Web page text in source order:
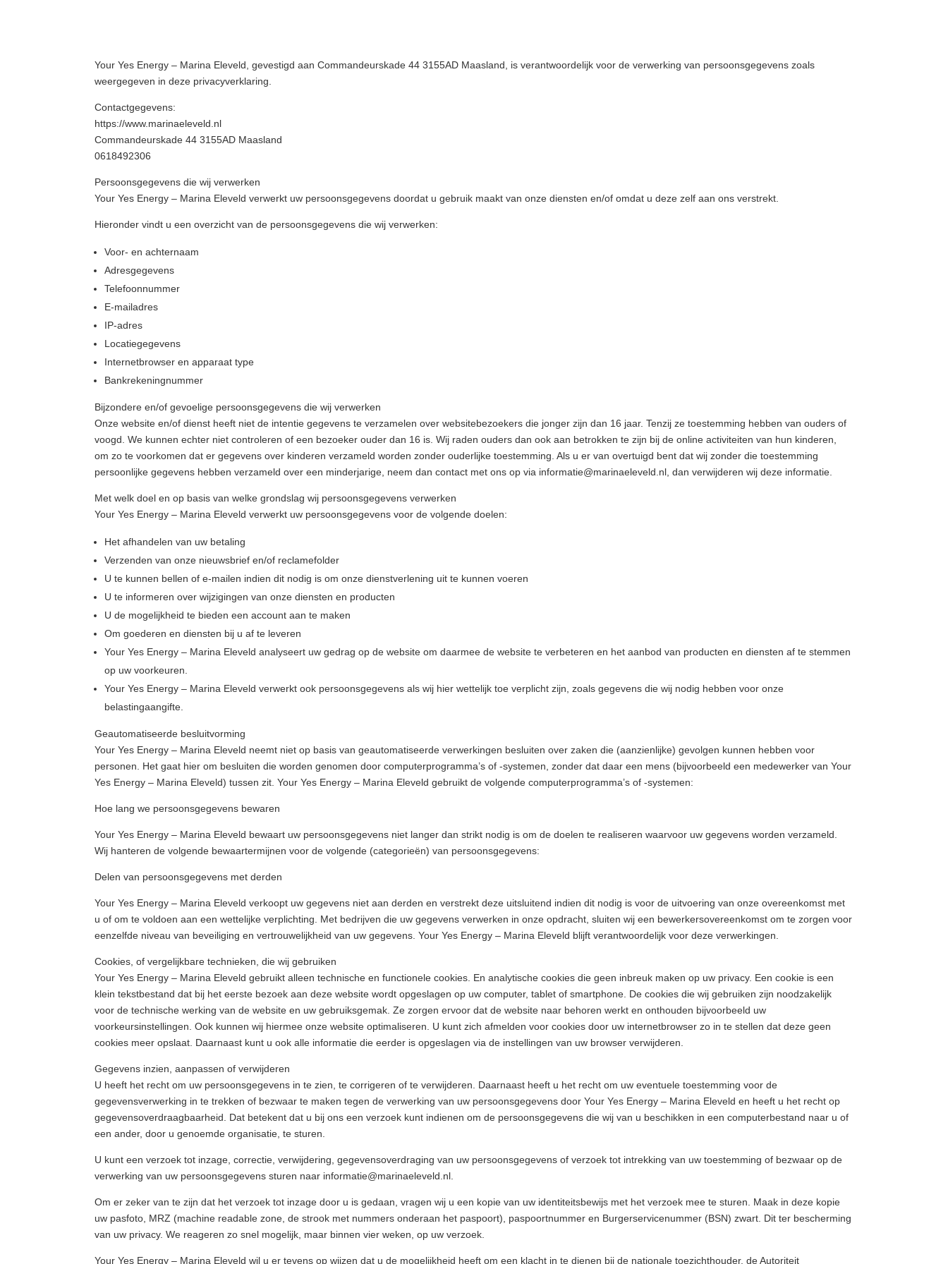
Your Yes Energy – Marina Eleveld, gevestigd aan Commandeurskade 44 3155AD Maasland, is verantwoordelijk voor de verwerking van persoonsgegevens zoals
weergegeven in deze privacyverklaring.
Contactgegevens:
https://www.marinaeleveld.nl
Commandeurskade 44 3155AD Maasland
0618492306
Persoonsgegevens die wij verwerken
Your Yes Energy – Marina Eleveld verwerkt uw persoonsgegevens doordat u gebruik maakt van onze diensten en/of omdat u deze zelf aan ons verstrekt.
Hieronder vindt u een overzicht van de persoonsgegevens die wij verwerken:
Voor- en achternaam
Adresgegevens
Telefoonnummer
E-mailadres
IP-adres
Locatiegegevens
Internetbrowser en apparaat type
Bankrekeningnummer
Bijzondere en/of gevoelige persoonsgegevens die wij verwerken
Onze website en/of dienst heeft niet de intentie gegevens te verzamelen over websitebezoekers die jonger zijn dan 16 jaar. Tenzij ze toestemming hebben van ouders of
voogd. We kunnen echter niet controleren of een bezoeker ouder dan 16 is. Wij raden ouders dan ook aan betrokken te zijn bij de online activiteiten van hun kinderen,
om zo te voorkomen dat er gegevens over kinderen verzameld worden zonder ouderlijke toestemming. Als u er van overtuigd bent dat wij zonder die toestemming
persoonlijke gegevens hebben verzameld over een minderjarige, neem dan contact met ons op via informatie@marinaeleveld.nl, dan verwijderen wij deze informatie.
Met welk doel en op basis van welke grondslag wij persoonsgegevens verwerken
Your Yes Energy – Marina Eleveld verwerkt uw persoonsgegevens voor de volgende doelen:
Het afhandelen van uw betaling
Verzenden van onze nieuwsbrief en/of reclamefolder
U te kunnen bellen of e-mailen indien dit nodig is om onze dienstverlening uit te kunnen voeren
U te informeren over wijzigingen van onze diensten en producten
U de mogelijkheid te bieden een account aan te maken
Om goederen en diensten bij u af te leveren
Your Yes Energy – Marina Eleveld analyseert uw gedrag op de website om daarmee de website te verbeteren en het aanbod van producten en diensten af te stemmen
op uw voorkeuren.
Your Yes Energy – Marina Eleveld verwerkt ook persoonsgegevens als wij hier wettelijk toe verplicht zijn, zoals gegevens die wij nodig hebben voor onze
belastingaangifte.
Geautomatiseerde besluitvorming
Your Yes Energy – Marina Eleveld neemt niet op basis van geautomatiseerde verwerkingen besluiten over zaken die (aanzienlijke) gevolgen kunnen hebben voor
personen. Het gaat hier om besluiten die worden genomen door computerprogramma’s of -systemen, zonder dat daar een mens (bijvoorbeeld een medewerker van Your
Yes Energy – Marina Eleveld) tussen zit. Your Yes Energy – Marina Eleveld gebruikt de volgende computerprogramma’s of -systemen:
Hoe lang we persoonsgegevens bewaren
Your Yes Energy – Marina Eleveld bewaart uw persoonsgegevens niet langer dan strikt nodig is om de doelen te realiseren waarvoor uw gegevens worden verzameld.
Wij hanteren de volgende bewaartermijnen voor de volgende (categorieën) van persoonsgegevens:
Delen van persoonsgegevens met derden
Your Yes Energy – Marina Eleveld verkoopt uw gegevens niet aan derden en verstrekt deze uitsluitend indien dit nodig is voor de uitvoering van onze overeenkomst met
u of om te voldoen aan een wettelijke verplichting. Met bedrijven die uw gegevens verwerken in onze opdracht, sluiten wij een bewerkersovereenkomst om te zorgen voor
eenzelfde niveau van beveiliging en vertrouwelijkheid van uw gegevens. Your Yes Energy – Marina Eleveld blijft verantwoordelijk voor deze verwerkingen.
Cookies, of vergelijkbare technieken, die wij gebruiken
Your Yes Energy – Marina Eleveld gebruikt alleen technische en functionele cookies. En analytische cookies die geen inbreuk maken op uw privacy. Een cookie is een
klein tekstbestand dat bij het eerste bezoek aan deze website wordt opgeslagen op uw computer, tablet of smartphone. De cookies die wij gebruiken zijn noodzakelijk
voor de technische werking van de website en uw gebruiksgemak. Ze zorgen ervoor dat de website naar behoren werkt en onthouden bijvoorbeeld uw
voorkeursinstellingen. Ook kunnen wij hiermee onze website optimaliseren. U kunt zich afmelden voor cookies door uw internetbrowser zo in te stellen dat deze geen
cookies meer opslaat. Daarnaast kunt u ook alle informatie die eerder is opgeslagen via de instellingen van uw browser verwijderen.
Gegevens inzien, aanpassen of verwijderen
U heeft het recht om uw persoonsgegevens in te zien, te corrigeren of te verwijderen. Daarnaast heeft u het recht om uw eventuele toestemming voor de
gegevensverwerking in te trekken of bezwaar te maken tegen de verwerking van uw persoonsgegevens door Your Yes Energy – Marina Eleveld en heeft u het recht op
gegevensoverdraagbaarheid. Dat betekent dat u bij ons een verzoek kunt indienen om de persoonsgegevens die wij van u beschikken in een computerbestand naar u of
een ander, door u genoemde organisatie, te sturen.
U kunt een verzoek tot inzage, correctie, verwijdering, gegevensoverdraging van uw persoonsgegevens of verzoek tot intrekking van uw toestemming of bezwaar op de
verwerking van uw persoonsgegevens sturen naar informatie@marinaeleveld.nl.
Om er zeker van te zijn dat het verzoek tot inzage door u is gedaan, vragen wij u een kopie van uw identiteitsbewijs met het verzoek mee te sturen. Maak in deze kopie
uw pasfoto, MRZ (machine readable zone, de strook met nummers onderaan het paspoort), paspoortnummer en Burgerservicenummer (BSN) zwart. Dit ter bescherming
van uw privacy. We reageren zo snel mogelijk, maar binnen vier weken, op uw verzoek.
Your Yes Energy – Marina Eleveld wil u er tevens op wijzen dat u de mogelijkheid heeft om een klacht in te dienen bij de nationale toezichthouder, de Autoriteit